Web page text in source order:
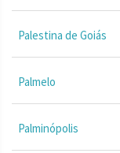
Palestina de Goiás
Palmelo
Palminópolis